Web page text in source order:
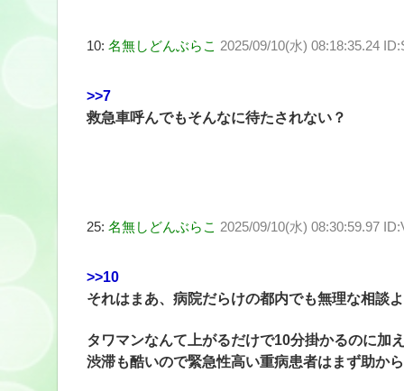
10: 名無しどんぶらこ 2025/09/10(水) 08:18:35.24
>>7
救急車呼んでもそんなに待たされない？
25: 名無しどんぶらこ 2025/09/10(水) 08:30:59.97
>>10
それはまあ、病院だらけの都内でも無理な相談よ
タワマンなんて上がるだけで10分掛かるのに加え
渋滞も酷いので緊急性高い重病患者はまず助から